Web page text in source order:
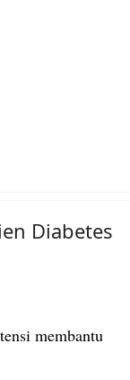
Diabetes
membantu